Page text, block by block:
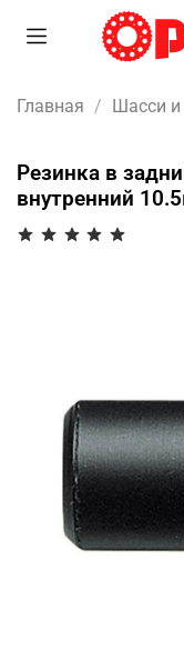
Главная Шасси и
Резинка в
внутренний